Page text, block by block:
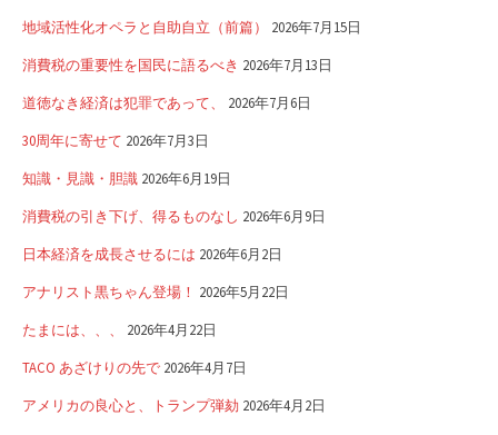
地域活性化オペラと自助自立（前篇） 2026年7月15日
消費税の重要性を国民に語るべき 2026年7月13日
道徳なき経済は犯罪であって、 2026年7月6日
30周年に寄せて 2026年7月3日
知識・見識・胆識 2026年6月19日
消費税の引き下げ、得るものなし 2026年6月9日
日本経済を成長させるには 2026年6月2日
アナリスト黒ちゃん登場！ 2026年5月22日
たまには、、、 2026年4月22日
TACO あざけりの先で 2026年4月7日
アメリカの良心と、トランプ弾劾 2026年4月2日